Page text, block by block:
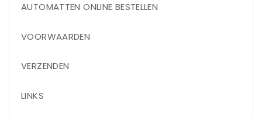
AUTOMATTEN ONLINE BESTELLEN
VOORWAARDEN
VERZENDEN
LINKS